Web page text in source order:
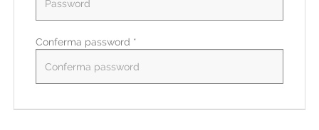
CV
Lingua
Conferma password *